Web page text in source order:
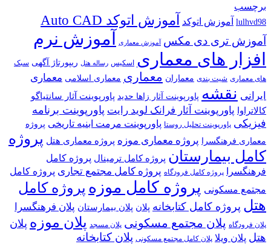
برچسب
lulhvd98 آموزش اتوکد آموزش اتوکد Auto CAD
آموزش تری دی مکس آموزش معماری
آموزش نرم
افزار های معماری اسکیس رساله هتل ریپورتاژ آگهی سبک
های معماری شیت بندی معماران معماری معماری اسلامی معماری
ایرانی نقشه پاورپوینت آثار زاها حدید پاورپوینت آثار سانتیاگو
کالاتراوا پاورپوینت آثار فرانک لوید رایت پاورپوینت برنامه
فیزیکی پاورپوینت تحلیل روستا پاورپوینت مرمت ابنیه تاریخی پروژه
معماری فرهنگسرا پروژه معماری موزه پروژه معماری هتل پروژه
کامل بیمارستان پروژه کامل ترمینال پروژه کامل
فرهنگسرا
پروژه کامل فرودگاه پروژه کامل مجتمع تجاری پروژه کامل
مجتمع مسکونی پروژه کامل موزه پروژه کامل
هتل پروژه کامل کتابخانه پلان پلان بیمارستان پلان فرهنگسرا
پلان فرودگاه پلان مجتمع مسکونی پلان مسجد پلان موزه پلان
هتل پلان ویلا پلان کامل مجتمع مسکونی پلان کتابخانه